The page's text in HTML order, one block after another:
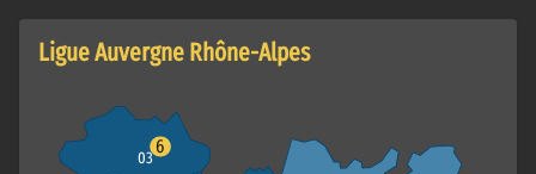
Ligue Auvergne Rhône-Alpes
036